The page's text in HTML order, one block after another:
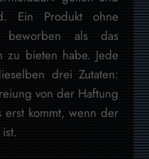
Ein Produkt ohne
beworben als das
zu bieten habe. Jede
drei Zutaten:
von der Haftung
erst kommt, wenn der